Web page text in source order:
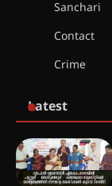
Sanchari
Contact
Crime
Latest